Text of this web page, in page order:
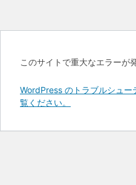
このサイトで重大なエラーが
WordPress のトラブルシュ
覧ください。